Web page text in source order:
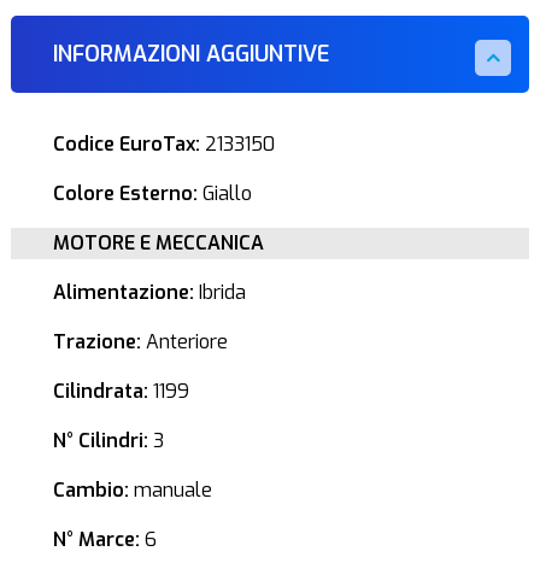
INFORMAZIONI AGGIUNTIVE
Codice EuroTax: 2133150
Colore Esterno: Giallo
MOTORE E MECCANICA
Alimentazione: Ibrida
Trazione: Anteriore
Cilindrata: 1199
N° Cilindri: 3
Cambio: manuale
N° Marce: 6